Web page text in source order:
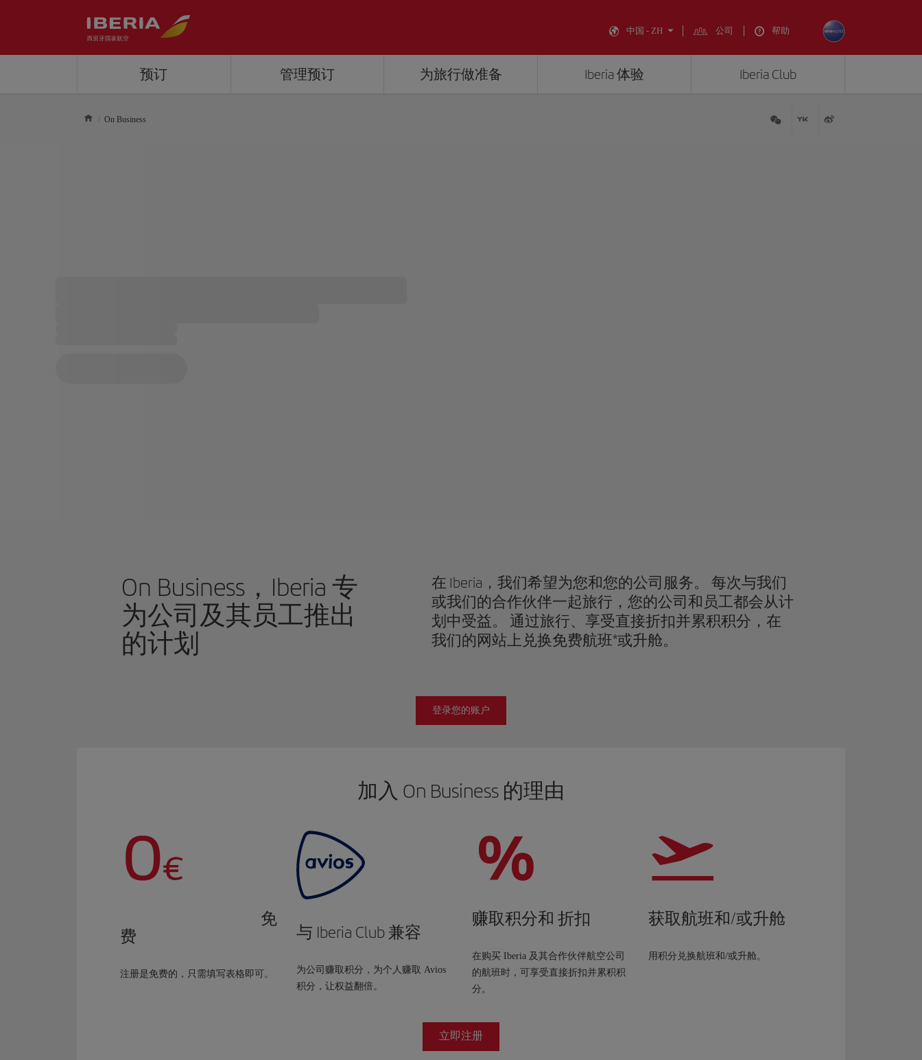
中国 - ZH 公司 帮助
预订 管理预订 为旅行做准备 Iberia 体验 Iberia Club
On Business
On Business，Iberia 专
为公司及其员工推出
的计划
在 Iberia，我们希望为您和您的公司服务。 每次与我们
或我们的合作伙伴一起旅行，您的公司和员工都会从计
划中受益。 通过旅行、享受直接折扣并累积积分，在
我们的网站上兑换免费航班*或升舱。
登录您的账户
加入 On Business 的理由
免
费
注册是免费的，只需填写表格即可。
与 Iberia Club 兼容
为公司赚取积分，为个人赚取 Avios
积分，让权益翻倍。
赚取积分和 折扣
在购买 Iberia 及其合作伙伴航空公司
的航班时，可享受直接折扣并累积积
分。
获取航班和/或升舱
用积分兑换航班和/或升舱。
立即注册